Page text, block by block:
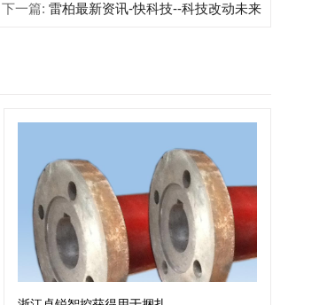
下一篇: 雷柏最新资讯-快科技--科技改动未来